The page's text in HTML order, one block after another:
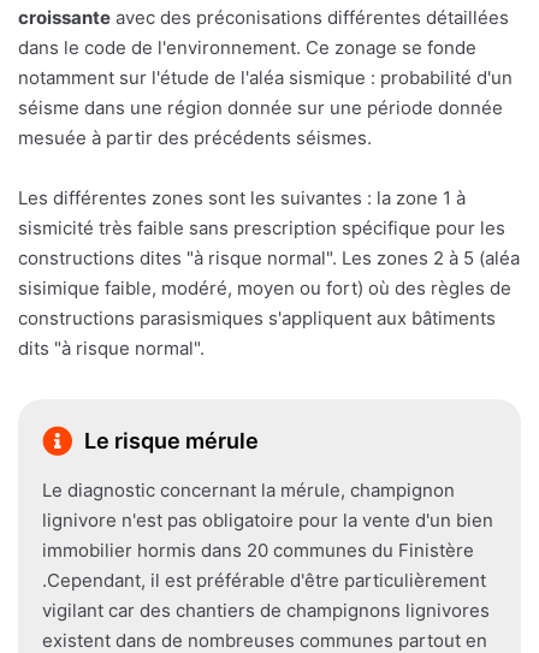
croissante avec des préconisations différentes détaillées
dans le code de l'environnement. Ce zonage se fonde
notamment sur l'étude de l'aléa sismique : probabilité d'un
séisme dans une région donnée sur une période donnée
mesuée à partir des précédents séismes.
Les différentes zones sont les suivantes : la zone 1 à
sismicité très faible sans prescription spécifique pour les
constructions dites "à risque normal". Les zones 2 à 5 (aléa
sisimique faible, modéré, moyen ou fort) où des règles de
constructions parasismiques s'appliquent aux bâtiments
dits "à risque normal".
Le risque mérule
Le diagnostic concernant la mérule, champignon
lignivore n'est pas obligatoire pour la vente d'un bien
immobilier hormis dans 20 communes du Finistère
.Cependant, il est préférable d'être particulièrement
vigilant car des chantiers de champignons lignivores
existent dans de nombreuses communes partout en